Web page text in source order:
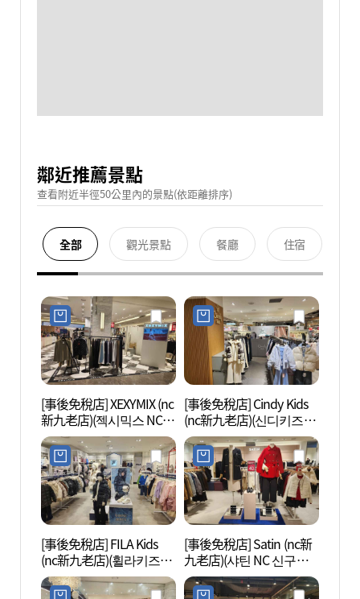
鄰近推薦景點
查看附近半徑50公里內的景點(依距離排序)
全部 觀光景點 餐廳 住宿
[事後免稅店] XEXYMIX (nc
新九老店)(젝시믹스 NC
신구로점)
[事後免稅店] Cindy Kids
(nc新九老店)(신디키즈
NC 신구로점)
[事後免稅店] FILA Kids
(nc新九老店)(휠라키즈
NC 신구로점)
[事後免稅店] Satin (nc新
九老店)(샤틴 NC 신구로
점)